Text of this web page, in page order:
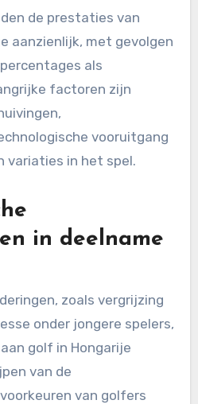
de prestaties van
aanzienlijk, met gevolgen
als
factoren zijn
vooruitgang
variaties in het spel.
in deelname
zoals vergrijzing
onder jongere spelers,
golf in Hongarije
van de
van golfers